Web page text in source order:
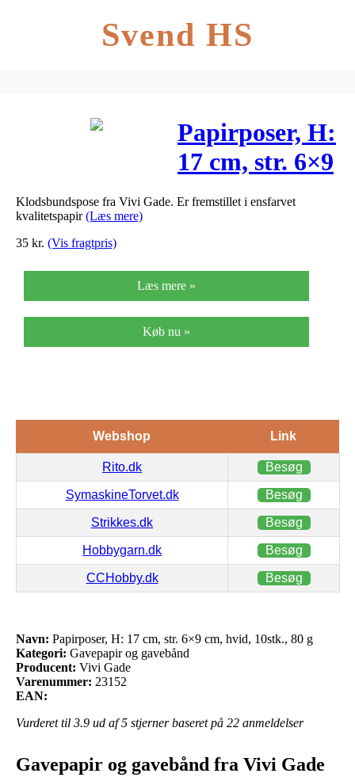
Svend HS
Papirposer, H:
17 cm, str. 6×9
cm, hvid,
Klodsbundspose fra Vivi Gade. Er fremstillet i ensfarvet
kvalitetspapir(Læs mere)
35 kr. (Vis fragtpris)
Læs mere »
Køb nu »
Webshop Link
Rito.dk Besøg
SymaskineTorvet.dk Besøg
Strikkes.dk Besøg
Hobbygarn.dk Besøg
CCHobby.dk Besøg
Navn: Papirposer, H: 17 cm, str. 6×9 cm, hvid, 10stk., 80 g
Kategori: Gavepapir og gavebånd
Producent: Vivi Gade
Varenummer: 23152
EAN:
Vurderet til 3.9 ud af 5 stjerner baseret på 22 anmeldelser
Gavepapir og gavebånd fra Vivi Gade